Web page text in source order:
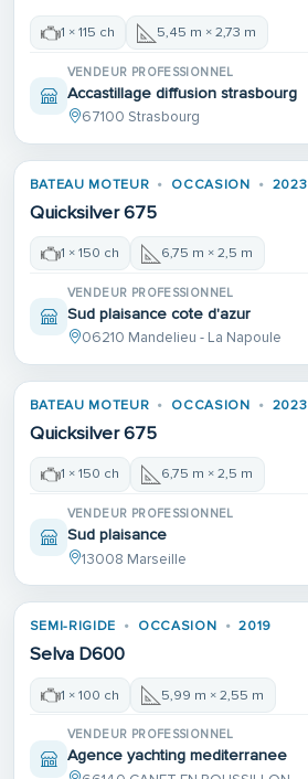
1 × 115 ch 5,45 m × 2,73 m
VENDEUR PROFESSIONNEL
Accastillage diffusion strasbourg
67100 Strasbourg
BATEAU MOTEUR OCCASION 2023
Quicksilver 675
1 × 150 ch 6,75 m × 2,5 m
VENDEUR PROFESSIONNEL
Sud plaisance cote d'azur
06210 Mandelieu - La Napoule
BATEAU MOTEUR OCCASION 2023
Quicksilver 675
1 × 150 ch 6,75 m × 2,5 m
VENDEUR PROFESSIONNEL
Sud plaisance
13008 Marseille
SEMI-RIGIDE OCCASION 2019
Selva D600
1 × 100 ch 5,99 m × 2,55 m
VENDEUR PROFESSIONNEL
Agence yachting mediterranee